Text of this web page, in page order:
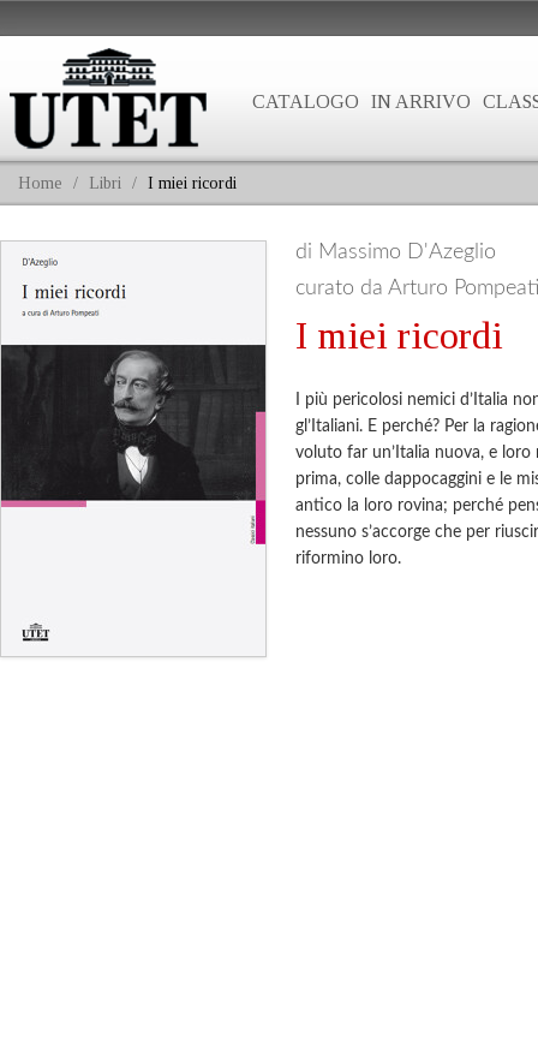
CATALOGO IN ARRIVO
Home / Libri / I miei ricordi
di Massimo D'Azeglio
curato da Arturo Pompeati
I miei ricordi
I più pericolosi nemici d’Italia
gl’Italiani. E perché? Per la
voluto far un’Italia nuova, e loro
prima, colle dappocaggini e le
antico la loro rovina; perché
nessuno s’accorge che per
riformino loro.